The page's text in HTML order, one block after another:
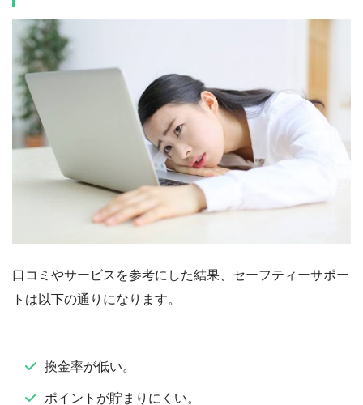
口コミやサービスを参考にした結果、セーフティーサポー
トは以下の通りになります。
換金率が低い。
ポイントが貯まりにくい。